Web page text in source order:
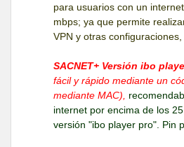
para usuarios con un
mbps; ya que permite
VPN y otras
SACNET+ Versión ibo
fácil y rápido mediante un
mediante MAC),
internet por encima de los
versión "ibo player pro". Pin